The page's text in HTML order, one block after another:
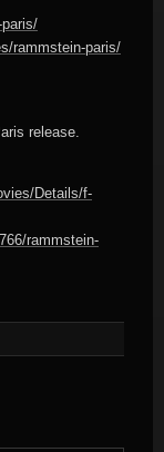
rammstein-paris/
release.
Details/f-
rammstein-